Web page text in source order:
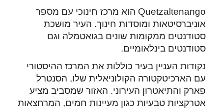
Quetzaltenango הוא מרכז חינוכי עם מספר
אוניברסיטאות ומוסדות חינוך. העיר מושכת
סטודנטים ממקומות שונים בגואטמלה וגם
סטודנטים בינלאומיים.
נקודות העניין בעיר כוללות את המרכז ההיסטורי
עם הארכיטקטורה הקולוניאלית שלו, הסנטרל
פארק והתיאטרון העירוני. האזור שמסביב מציע
אטרקציות טבעיות כגון מעיינות חמים, המרחצאות